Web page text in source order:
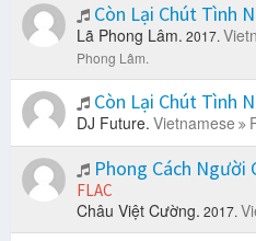
Còn Lại Chút Tình
Lã Phong Lâm. 2017.
Phong Lâm.
Còn Lại Chút Tình
DJ Future. Vietnamese
Phong Cách Người
FLAC
Châu Việt Cường. 2017.